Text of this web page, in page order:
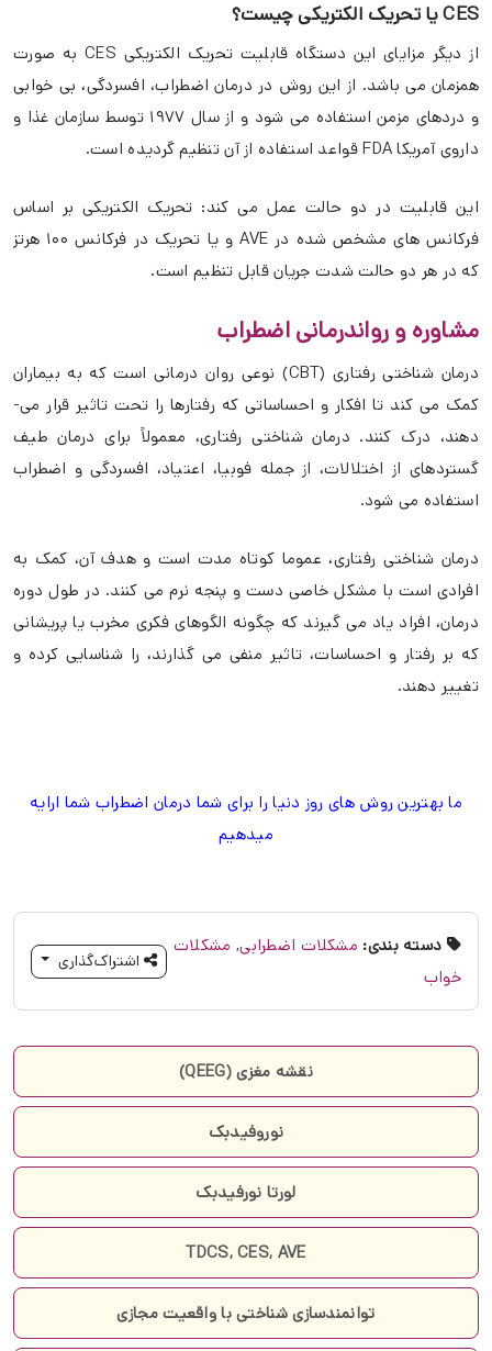
CES یا تحریک الکتریکی چیست؟
از دیگر مزایای این دستگاه قابلیت تحریک الکتریکی CES به صورت
همزمان می باشد. از این روش در درمان اضطراب، افسردگی، بی خوابی
و دردهای مزمن استفاده می شود و از سال ۱۹۷۷ توسط سازمان غذا و
داروی آمریکا FDA قواعد استفاده از آن تنظیم گردیده است.
این قابلیت در دو حالت عمل می کند: تحریک الکتریکی بر اساس
فرکانس های مشخص شده در AVE و یا تحریک در فرکانس ۱۰۰ هرتز
که در هر دو حالت شدت جریان قابل تنظیم است.
مشاوره و رواندرمانی اضطراب
درمان شناختی رفتاری (CBT) نوعی روان درمانی است که به بیماران
کمک می­ کند تا افکار و احساساتی که رفتارها را تحت تاثیر قرار می­
دهند، درک کنند. درمان شناختی رفتاری، معمولاً برای درمان طیف
گسترده­ای از اختلالات، از جمله فوبیا، اعتیاد، افسردگی و اضطراب
استفاده می ­شود.
درمان شناختی رفتاری، عموما کوتاه مدت است و هدف آن، کمک به
افرادی است با مشکل خاصی دست و پنجه نرم می­ کنند. در طول دوره
درمان، افراد یاد می­ گیرند که چگونه الگوهای فکری مخرب یا پریشانی
که بر رفتار و احساسات، تاثیر منفی می­ گذارند، را شناسایی کرده و
تغییر دهند.
ما بهترین روش های روز دنیا را برای شما درمان اضطراب شما ارایه
میدهیم
دسته بندی: مشکلات اضطرابی, مشکلات
خواب
اشتراک‌گذاری
نقشه مغزی (QEEG)
نوروفیدبک
لورتا نورفیدبک
TDCS, CES, AVE
توانمندسازی شناختی با واقعیت مجازی